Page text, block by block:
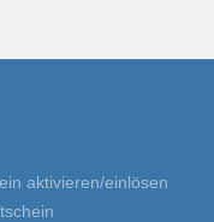
aktivieren/einlösen